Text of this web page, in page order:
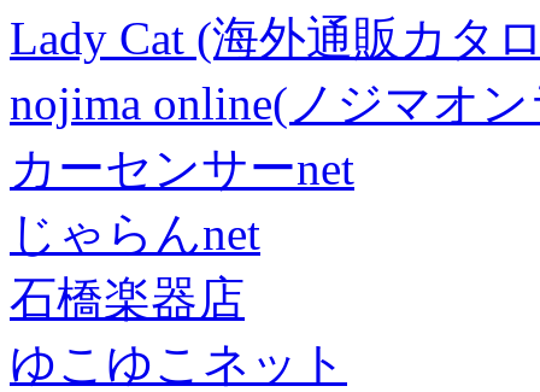
Lady Cat (海外通販カタ
nojima online(ノジマオ
カーセンサーnet
じゃらんnet
石橋楽器店
ゆこゆこネット